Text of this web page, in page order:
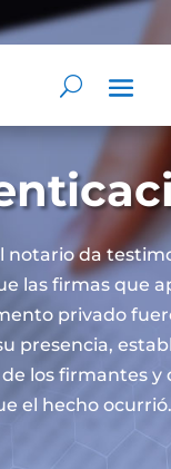
notario da
las firmas que
privado
presencia,
los firmantes y
el hecho ocurrió.